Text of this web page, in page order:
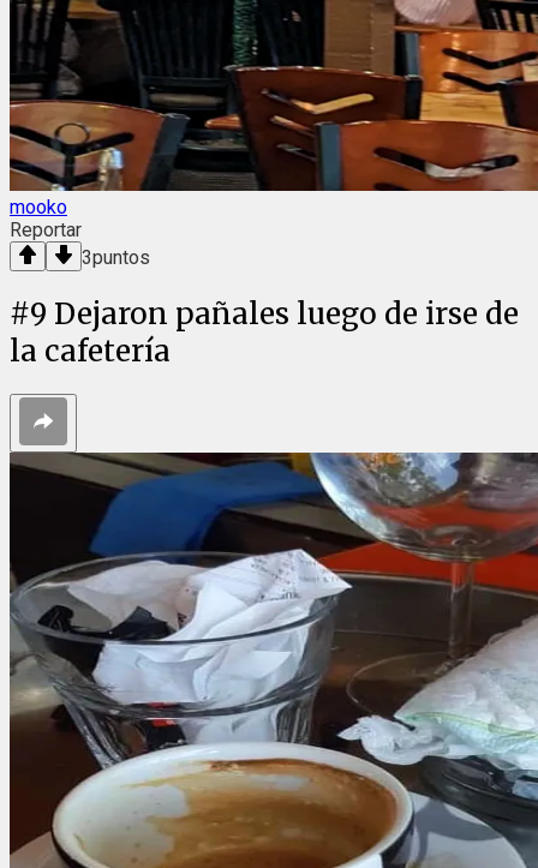
mooko
Reportar
3puntos
#9 Dejaron pañales luego de irse de
la cafetería